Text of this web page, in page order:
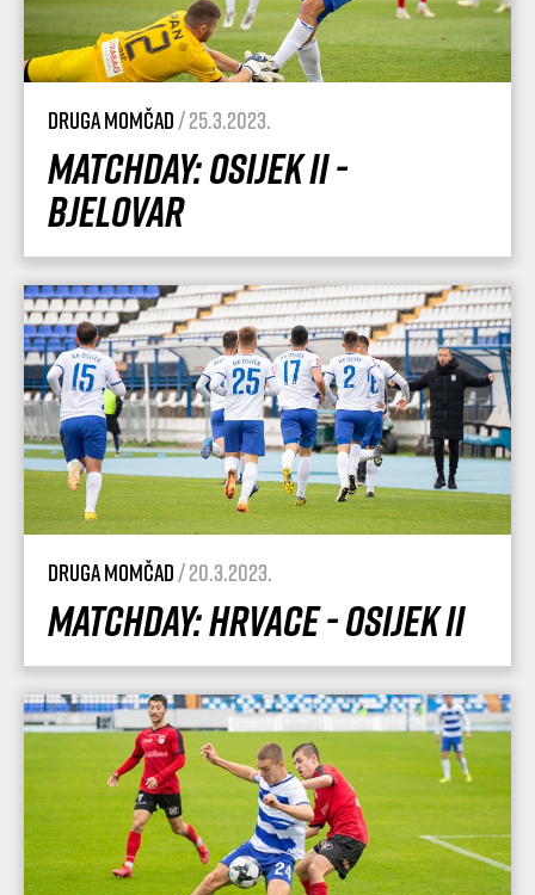
Druga momčad/ 25.3.2023.
Matchday: Osijek II -
Bjelovar
Druga momčad/ 20.3.2023.
Matchday: Hrvace - Osijek II